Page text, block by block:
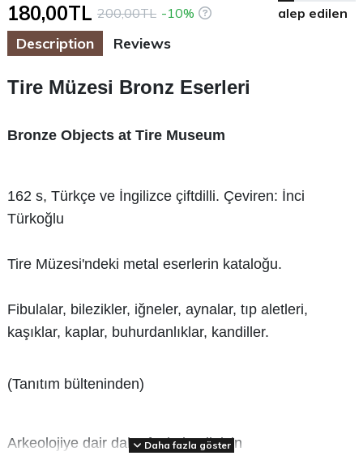
Description Reviews
Tire Müzesi Bronz Eserleri
Bronze Objects at Tire Museum
162 s, Türkçe ve İngilizce çiftdilli. Çeviren: İnci
Türkoğlu
Tire Müzesi'ndeki metal eserlerin kataloğu.
Fibulalar, bilezikler, iğneler, aynalar, tıp aletleri,
kaşıklar, kaplar, buhurdanlıklar, kandiller.
(Tanıtım bülteninden)
Arkeolojiye dair daha fazla içerik için
Daha fazla göster
180,00TL 200,00TL -10% alep edilen